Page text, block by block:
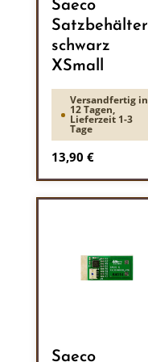
Saeco
Satzbehälter
schwarz
XSmall
Versandfertig in
12 Tagen,
Lieferzeit 1-3
Tage
Regulärer Preis:
13,90 €
Saeco